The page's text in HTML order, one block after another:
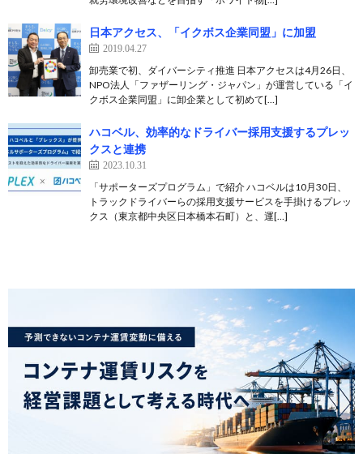
日本アクセス、「イクボス企業同盟」に加盟
2019.04.27
卸売業で初、ダイバーシティ推進 日本アクセスは4月26日、
NPO法人「ファザーリング・ジャパン」が運営している「イ
クボス企業同盟」に卸企業として初めて[…]
ハコベル、効率的なドライバー採用支援するプレッ
クスと連携
2023.10.31
「サポーターズプログラム」で紹介 ハコベルは10月30日、
トラックドライバーらの採用支援サービスを手掛けるプレッ
クス（東京都中央区日本橋本石町）と、運[…]